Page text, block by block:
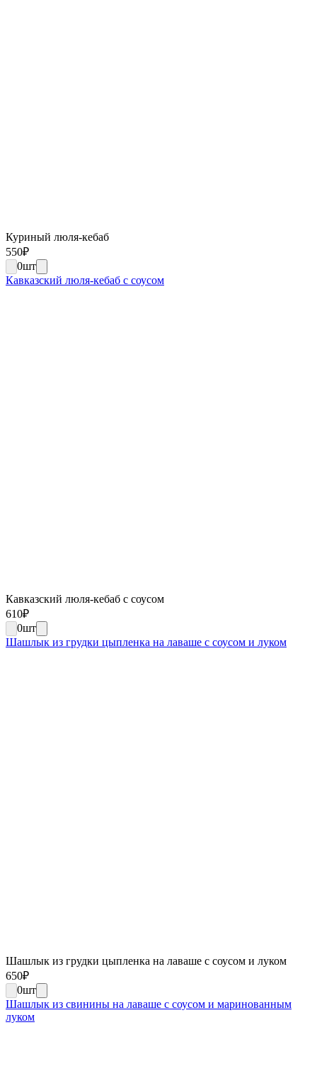
Куриный люля-кебаб
550₽
0шт
Кавказский люля-кебаб с соусом
Кавказский люля-кебаб с соусом
610₽
0шт
Шашлык из грудки цыпленка на лаваше с соусом и луком
Шашлык из грудки цыпленка на лаваше с соусом и луком
650₽
0шт
Шашлык из свинины на лаваше с соусом и маринованным
луком